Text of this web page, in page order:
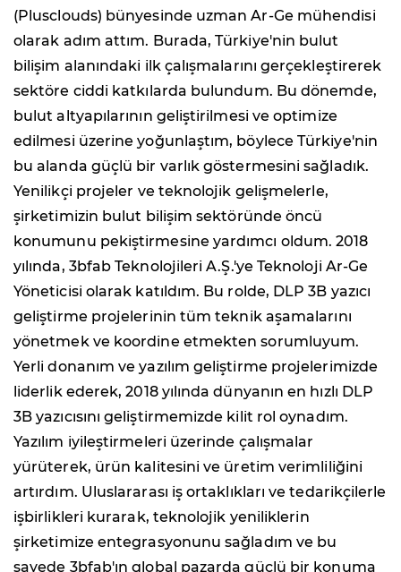
(Plusclouds) bünyesinde uzman Ar-Ge mühendisi
olarak adım attım. Burada, Türkiye'nin bulut
bilişim alanındaki ilk çalışmalarını gerçekleştirerek
sektöre ciddi katkılarda bulundum. Bu dönemde,
bulut altyapılarının geliştirilmesi ve optimize
edilmesi üzerine yoğunlaştım, böylece Türkiye'nin
bu alanda güçlü bir varlık göstermesini sağladık.
Yenilikçi projeler ve teknolojik gelişmelerle,
şirketimizin bulut bilişim sektöründe öncü
konumunu pekiştirmesine yardımcı oldum. 2018
yılında, 3bfab Teknolojileri A.Ş.'ye Teknoloji Ar-Ge
Yöneticisi olarak katıldım. Bu rolde, DLP 3B yazıcı
geliştirme projelerinin tüm teknik aşamalarını
yönetmek ve koordine etmekten sorumluyum.
Yerli donanım ve yazılım geliştirme projelerimizde
liderlik ederek, 2018 yılında dünyanın en hızlı DLP
3B yazıcısını geliştirmemizde kilit rol oynadım.
Yazılım iyileştirmeleri üzerinde çalışmalar
yürüterek, ürün kalitesini ve üretim verimliliğini
artırdım. Uluslararası iş ortaklıkları ve tedarikçilerle
işbirlikleri kurarak, teknolojik yeniliklerin
şirketimize entegrasyonunu sağladım ve bu
sayede 3bfab'ın global pazarda güçlü bir konuma